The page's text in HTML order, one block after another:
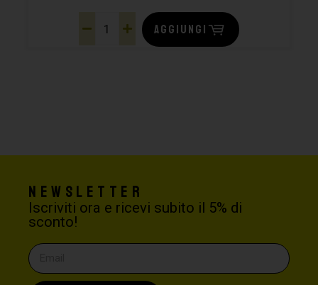
AGGIUNGI
Newsletter
Iscriviti ora e ricevi subito il 5% di
sconto!